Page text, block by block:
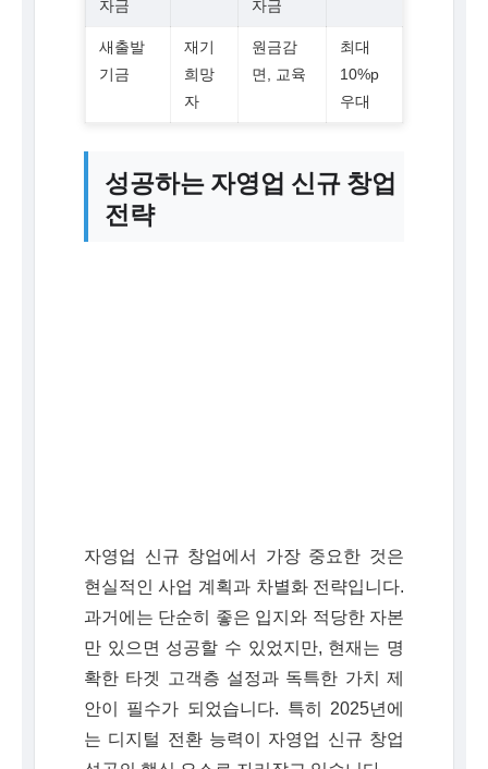
자금 자금
새출발
기금
재기
희망
자
원금감
면, 교육
최대
10%p
우대
성공하는 자영업 신규 창업
전략
자영업 신규 창업에서 가장 중요한 것은
현실적인 사업 계획과 차별화 전략입니다.
과거에는 단순히 좋은 입지와 적당한 자본
만 있으면 성공할 수 있었지만, 현재는 명
확한 타겟 고객층 설정과 독특한 가치 제
안이 필수가 되었습니다. 특히 2025년에
는 디지털 전환 능력이 자영업 신규 창업